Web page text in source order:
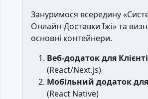
Зануримося всередину
Онлайн-Доставки Їжі» та
основні контейнери.
Веб-додаток для
(React/Next.js)
Мобільний додаток для
(React Native)